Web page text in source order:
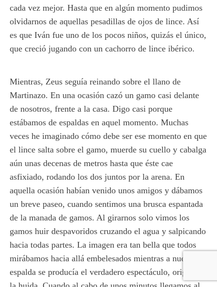
cada vez mejor. Hasta que en algún momento pudimos
olvidarnos de aquellas pesadillas de ojos de lince. Así
es que Iván fue uno de los pocos niños, quizás el único,
que creció jugando con un cachorro de lince ibérico.
Mientras, Zeus seguía reinando sobre el llano de
Martinazo. En una ocasión cazó un gamo casi delante
de nosotros, frente a la casa. Digo casi porque
estábamos de espaldas en aquel momento. Muchas
veces he imaginado cómo debe ser ese momento en que
el lince salta sobre el gamo, muerde su cuello y cabalga
aún unas decenas de metros hasta que éste cae
asfixiado, rodando los dos juntos por la arena. En
aquella ocasión habían venido unos amigos y dábamos
un breve paseo, cuando sentimos una brusca espantada
de la manada de gamos. Al girarnos solo vimos los
gamos huir despavoridos cruzando el agua y salpicando
hacia todas partes. La imagen era tan bella que todos
mirábamos hacia allá embelesados mientras a nuestra
espalda se producía el verdadero espectáculo, origen de